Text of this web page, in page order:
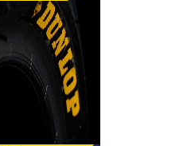
تتميز
الرياضى